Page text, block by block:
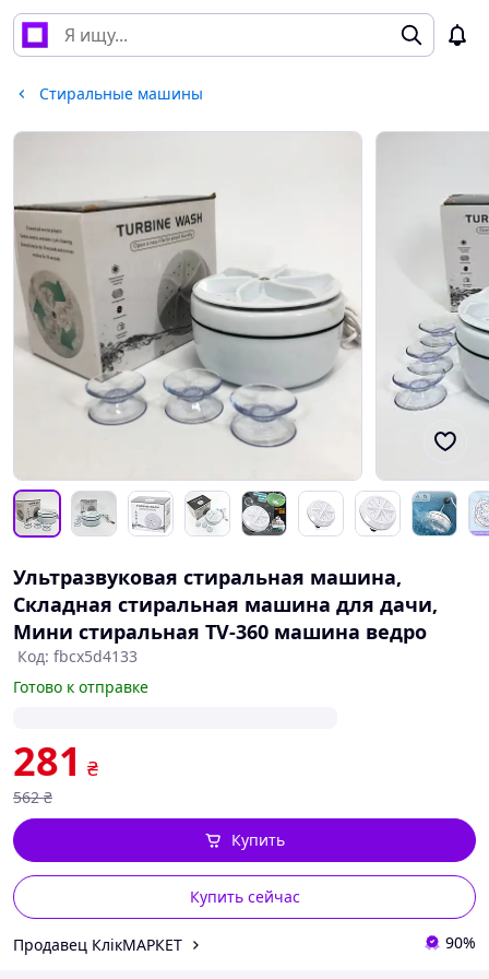
Стиральные машины
Ультразвуковая стиральная машина,
Складная стиральная машина для дачи,
Мини стиральная TV-360 машина ведро
Код: fbcx5d4133
Готово к отправке
281 ₴
562 ₴
Купить сейчас
Купить
Продавец КлікМАРКЕТ 90%